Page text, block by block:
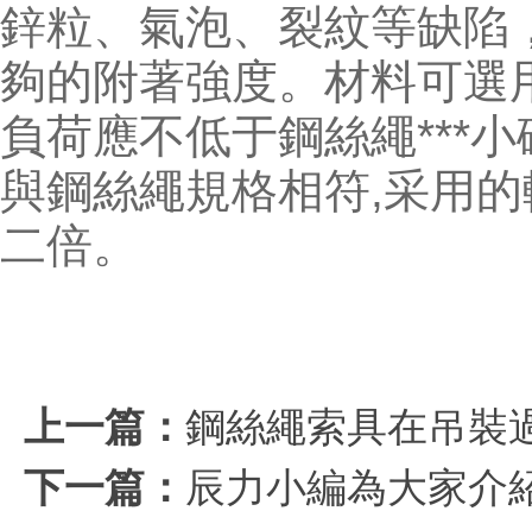
鋅粒、氣泡、裂紋等缺陷
夠的附著強度。材料可
負荷應不低于鋼絲繩***
與鋼絲繩規格相符,采用
二倍。
上一篇： 鋼絲繩索具在吊裝
下一篇： 辰力小編為大家介